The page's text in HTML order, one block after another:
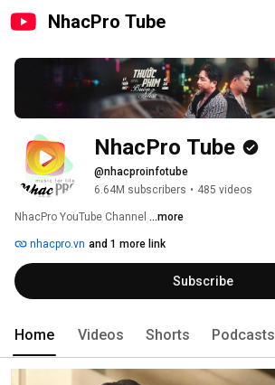
NhacPro Tube
NhacPro Tube
@nhacproinfotube
6.64M subscribers • 485 videos
NhacPro YouTube Channel ...more
nhacpro.vn and 1 more link
Subscribe
Home Videos Shorts Podcasts